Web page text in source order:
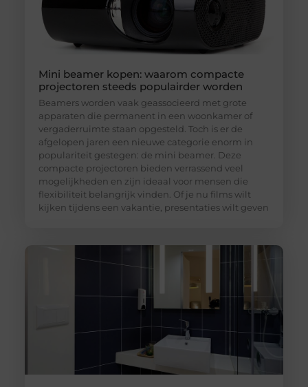
Mini beamer kopen: waarom compacte
projectoren steeds populairder worden
Beamers worden vaak geassocieerd met grote
apparaten die permanent in een woonkamer of
vergaderruimte staan opgesteld. Toch is er de
afgelopen jaren een nieuwe categorie enorm in
populariteit gestegen: de mini beamer. Deze
compacte projectoren bieden verrassend veel
mogelijkheden en zijn ideaal voor mensen die
flexibiliteit belangrijk vinden. Of je nu films wilt
kijken tijdens een vakantie, presentaties wilt geven